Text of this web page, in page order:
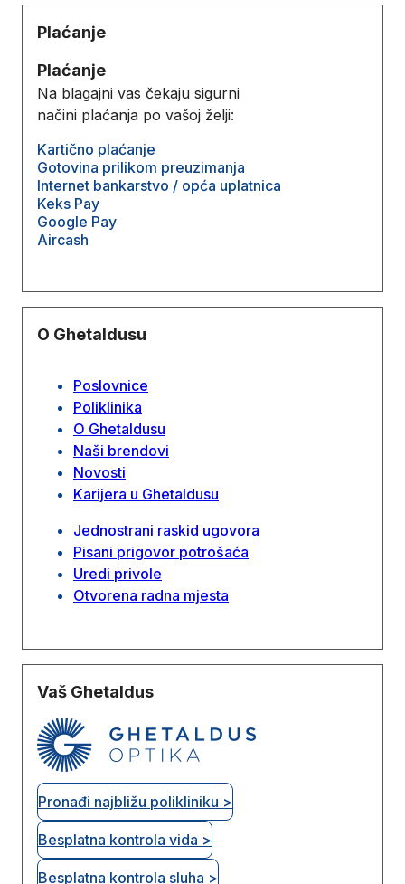
Plaćanje
Plaćanje
Na blagajni vas čekaju sigurni
načini plaćanja po vašoj želji:
Kartično plaćanje
Gotovina prilikom preuzimanja
Internet bankarstvo / opća uplatnica
Keks Pay
Google Pay
Aircash
O Ghetaldusu
Poslovnice
Poliklinika
O Ghetaldusu
Naši brendovi
Novosti
Karijera u Ghetaldusu
Jednostrani raskid ugovora
Pisani prigovor potrošaća
Uredi privole
Otvorena radna mjesta
Vaš Ghetaldus
Pronađi najbližu polikliniku >
Besplatna kontrola vida >
Besplatna kontrola sluha >